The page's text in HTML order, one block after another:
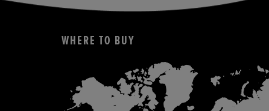
WHERE TO BUY